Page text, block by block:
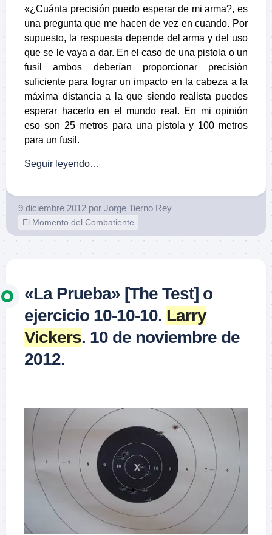
«¿Cuánta precisión puedo esperar de mi arma?, es
una pregunta que me hacen de vez en cuando. Por
supuesto, la respuesta depende del arma y del uso
que se le vaya a dar. En el caso de una pistola o un
fusil ambos deberían proporcionar precisión
suficiente para lograr un impacto en la cabeza a la
máxima distancia a la que siendo realista puedes
esperar hacerlo en el mundo real. En mi opinión
eso son 25 metros para una pistola y 100 metros
para un fusil.
Seguir leyendo…
9 diciembre 2012 por Jorge Tierno Rey
El Momento del Combatiente
«La Prueba» [The Test] o
ejercicio 10-10-10. Larry
Vickers. 10 de noviembre de
2012.